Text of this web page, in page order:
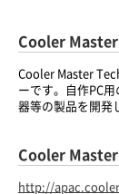
Cooler
Cooler Master
ーです。自作PC
器等の製品を開発
Cooler Master
http://